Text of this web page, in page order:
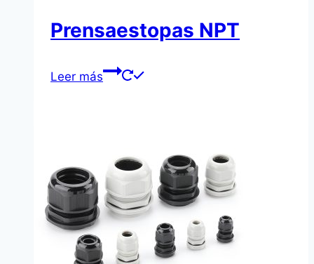
Prensaestopas NPT
Leer más